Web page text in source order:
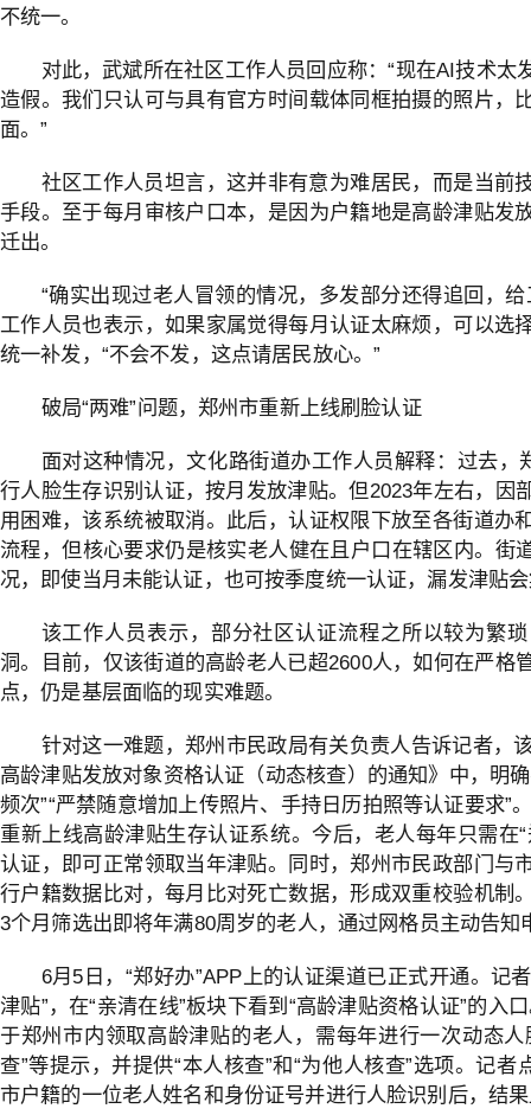
不统一。
对此，武斌所在社区工作人员回应称：“现在AI技术太
造假。我们只认可与具有官方时间载体同框拍摄的照片，
面。”
社区工作人员坦言，这并非有意为难居民，而是当前
手段。至于每月审核户口本，是因为户籍地是高龄津贴发
迁出。
“确实出现过老人冒领的情况，多发部分还得追回，
工作人员也表示，如果家属觉得每月认证太麻烦，可以选
统一补发，“不会不发，这点请居民放心。”
破局“两难”问题，郑州市重新上线刷脸认证
面对这种情况，文化路街道办工作人员解释：过去，
行人脸生存识别认证，按月发放津贴。但2023年左右，因
用困难，该系统被取消。此后，认证权限下放至各街道办
流程，但核心要求仍是核实老人健在且户口在辖区内。街
况，即使当月未能认证，也可按季度统一认证，漏发津贴
该工作人员表示，部分社区认证流程之所以较为繁
洞。目前，仅该街道的高龄老人已超2600人，如何在严格
点，仍是基层面临的现实难题。
针对这一难题，郑州市民政局有关负责人告诉记者，
高龄津贴发放对象资格认证（动态核查）的通知》中，明
频次”“严禁随意增加上传照片、手持日历拍照等认证要求”
重新上线高龄津贴生存认证系统。今后，老人每年只需在
认证，即可正常领取当年津贴。同时，郑州市民政部门与
行户籍数据比对，每月比对死亡数据，形成双重校验机制
3个月筛选出即将年满80周岁的老人，通过网格员主动告知
6月5日，“郑好办”APP上的认证渠道已正式开通。记
津贴”，在“亲清在线”板块下看到“高龄津贴资格认证”的入
于郑州市内领取高龄津贴的老人，需每年进行一次动态人
查”等提示，并提供“本人核查”和“为他人核查”选项。记者
市户籍的一位老人姓名和身份证号并进行人脸识别后，结果